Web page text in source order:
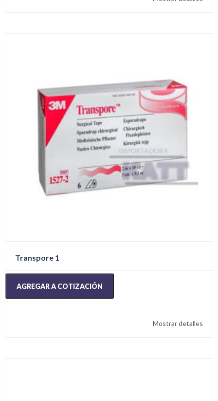
Transpore 1
AGREGAR A COTIZACIÓN
Mostrar detalles